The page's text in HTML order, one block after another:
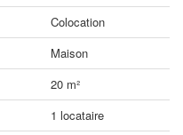
Colocation
Maison
20 m²
1 locataire